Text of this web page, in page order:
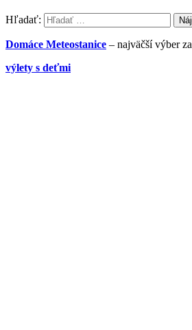
Hľadať:
Domáce Meteostanice – najväčší výber
výlety s deťmi